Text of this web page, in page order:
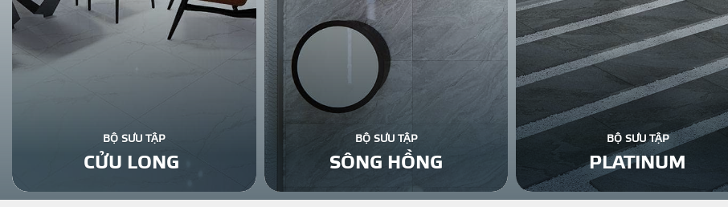
BỘ SƯU TẬP
CỬU LONG
BỘ SƯU TẬP
SÔNG HỒNG
BỘ SƯU TẬP
PLATINUM